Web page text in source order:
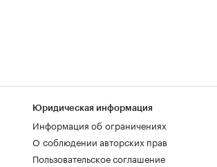
Юридическая информация
Информация об ограничениях
О соблюдении авторских прав
Пользовательское соглашение